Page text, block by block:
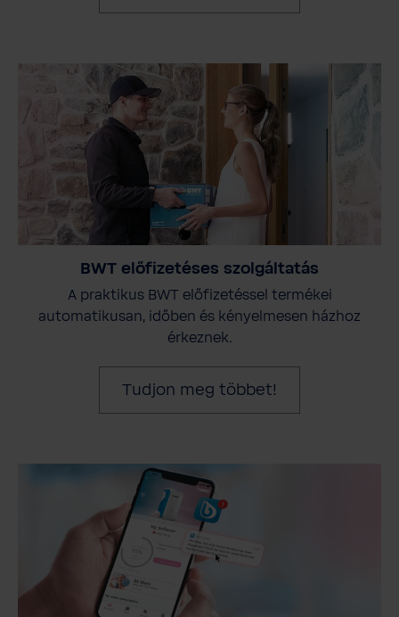
BWT előfizetéses szolgáltatás
A praktikus BWT előfizetéssel termékei
automatikusan, időben és kényelmesen házhoz
érkeznek.
Tudjon meg többet!